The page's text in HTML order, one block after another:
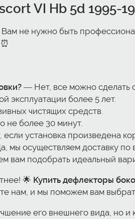
VI Hb 5d 1995-
не нужно быть
— Нет, все можно сделать
эксплуатации более 5 лет.
чистящих средств.
не более 30 минут.
установка произведена
мы осуществляем доставку по
подобрать идеальный
🌟 Купить дефлекторы
нам, и мы поможем вам
его внешнего вида, но